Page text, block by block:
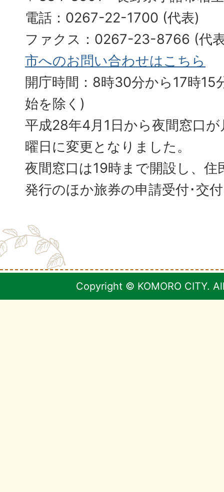
電話：0267-22-1700 (代表)
ファクス：0267-23-8766 (
市へのお問い合わせはこちら
開庁時間：8時30分から17時15
始を除く)
平成28年4月1日から夜間窓口
曜日に変更となりました。
夜間窓口は19時まで開設し、住
発行のほか旅券の申請受付･交
Copyright © KOMORO CITY.